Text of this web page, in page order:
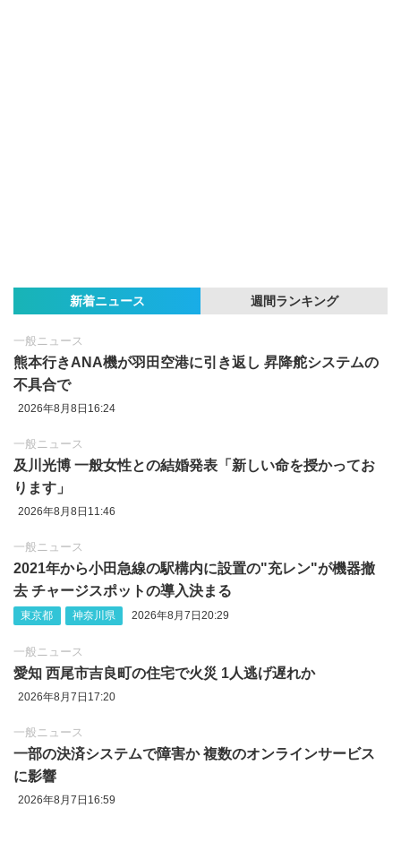
新着ニュース 週間ランキング
一般ニュース
熊本行きANA機が羽田空港に引き返し 昇降舵システムの
不具合で
2026年8月8日16:24
一般ニュース
及川光博 一般女性との結婚発表「新しい命を授かってお
ります」
2026年8月8日11:46
一般ニュース
2021年から小田急線の駅構内に設置の"充レン"が機器撤
去 チャージスポットの導入決まる
東京都 神奈川県 2026年8月7日20:29
一般ニュース
愛知 西尾市吉良町の住宅で火災 1人逃げ遅れか
2026年8月7日17:20
一般ニュース
一部の決済システムで障害か 複数のオンラインサービス
に影響
2026年8月7日16:59